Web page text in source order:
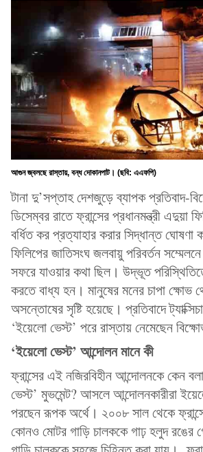
আগুন জ্বলছে রাস্তায়, বন্ধ দোকানপাট। (ছবি: এএফপি)
টানা দু’সপ্তাহ দেশজুড়ে ব্যাপক প্রতিবাদ-
ডিসেম্বর রাতে ফ্রান্সের প্রধানমন্ত্রী এদুয়া
বর্ধিত কর প্রত্যাহার করার সিদ্ধান্ত ঘোষণা
ফিলিপের জাতিসংঘ জলবায়ু পরিবর্তন
সফরে যাওয়ার কথা ছিল। উদ্ভূত
করতে বাধ্য হন। মানুষের মনের চাপা ক্ষোভ
অসন্তোষের সৃষ্টি হয়েছে। প্রতিবাদে
‘ইয়েলো ভেস্ট’ পরে রাস্তায় নেমেছেন
‘ইয়েলোভেস্ট’ আন্দোলনমানেকী
ফ্রান্সের এই নজিরবিহীন আন্দোলনকে কেন
ভেস্ট’ মুভমেন্ট? আসলে আন্দোলনকারীরা
পরছেন রূপক অর্থে। ২০০৮ সাল থেকে
কোনও মোটর গাড়ি চালককে গাঢ় হলুদ রঙের